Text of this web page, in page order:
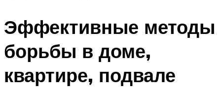
Эффективные методы
борьбы в доме,
квартире, подвале